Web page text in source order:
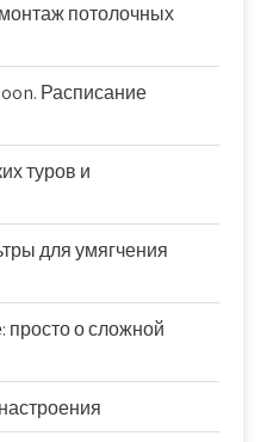
потолочных
Расписание
туров и
для умягчения
просто о сложной